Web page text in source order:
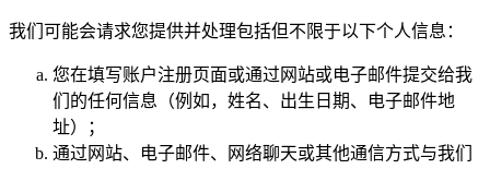
我们可能会请求您提供并处理包括但不限于以下个人信息：
您在填写账户注册页面或通过网站或电子邮件提交给我
们的任何信息（例如，姓名、出生日期、电子邮件地
址）；
通过网站、电子邮件、网络聊天或其他通信方式与我们